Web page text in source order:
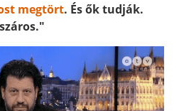
megtört. És ők tudják.